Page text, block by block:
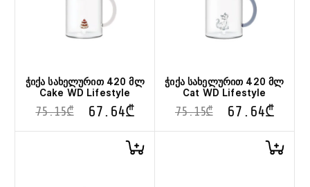
ჭიქა სახელურით 420 მლ
Cake WD Lifestyle
75.15₾ 67.64₾
ჭიქა სახელურით 420 მლ
Cat WD Lifestyle
75.15₾ 67.64₾